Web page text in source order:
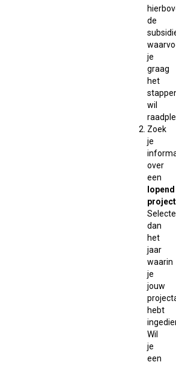
de
je
graag
het
wil
Zoek
je
over
een
lopend
project
dan
het
jaar
waarin
je
jouw
hebt
Wil
je
een